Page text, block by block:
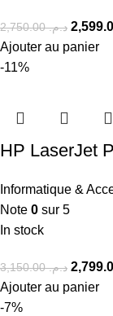
د.م.2,750.00
Ajouter au panier
-11%
HP LaserJet
Informatique &
Note 0 sur 5
In stock
د.م.3,150.00
Ajouter au panier
-7%